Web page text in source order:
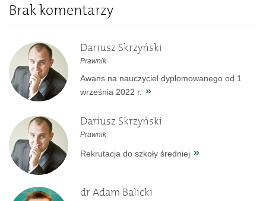
Brak komentarzy
Dariusz Skrzyński
Prawnik
Awans na nauczyciel dyplomowanego od 1
września 2022 r.
Dariusz Skrzyński
Prawnik
Rekrutacja do szkoły średniej
dr Adam Balicki